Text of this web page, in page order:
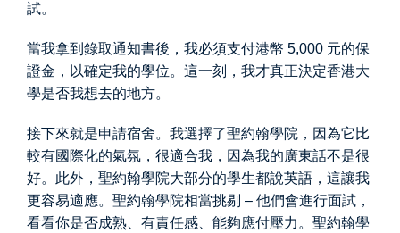
試。
當我拿到錄取通知書後，我必須支付港幣 5,000 元的保
證金，以確定我的學位。這一刻，我才真正決定香港大
學是否我想去的地方。
接下來就是申請宿舍。我選擇了聖約翰學院，因為它比
較有國際化的氣氛，很適合我，因為我的廣東話不是很
好。此外，聖約翰學院大部分的學生都說英語，這讓我
更容易適應。聖約翰學院相當挑剔 – 他們會進行面試，
看看你是否成熟、有責任感、能夠應付壓力。聖約翰學